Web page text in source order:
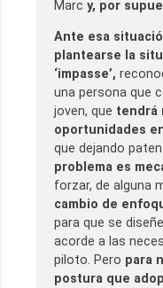
Marc y, por
Ante esa
plantearse la
‘impasse’,
una persona que
joven, que tendrá
oportunidades
que dejando
problema es
forzar, de alguna
cambio de
para que se
acorde a las
piloto. Pero para
postura que